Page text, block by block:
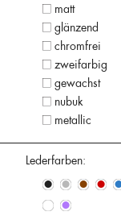
matt
glänzend
chromfrei
zweifarbig
gewachst
nubuk
metallic
Lederfarben:
• • • •
• •